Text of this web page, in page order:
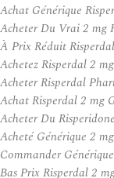
Achat Générique
Acheter Du Vrai 2 mg
À Prix Réduit Risperdal
Achetez Risperdal 2
Acheter Risperdal
Achat Risperdal 2 mg
Acheter Du
Acheté Générique 2
Commander
Bas Prix Risperdal 2